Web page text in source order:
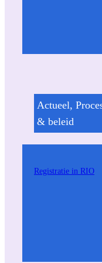
Actueel,
& beleid
Registratie in RIO